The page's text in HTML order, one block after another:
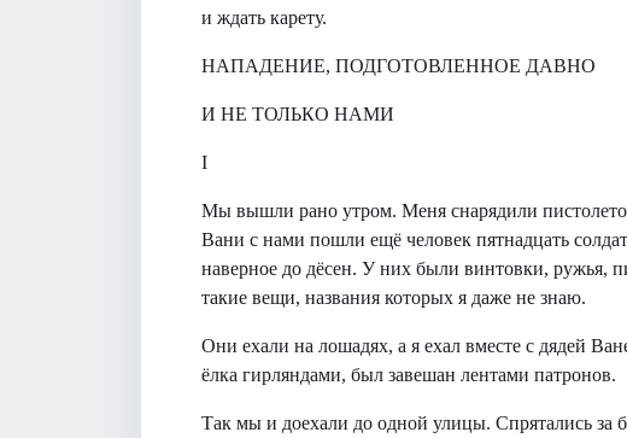
и ждать карету.
НАПАДЕНИЕ, ПОДГОТОВЛЕННОЕ ДАВНО
И НЕ ТОЛЬКО НАМИ
I
Мы вышли рано утром. Меня снарядили
Вани с нами пошли ещё человек пятнадцать
наверное до дёсен. У них были винтовки, ружья,
такие вещи, названия которых я даже не знаю.
Они ехали на лошадях, а я ехал вместе с дядей
ёлка гирляндами, был завешан лентами патронов.
Так мы и доехали до одной улицы. Спрятались